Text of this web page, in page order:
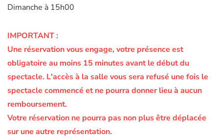
Dimanche à 15h00
IMPORTANT :
Une réservation vous engage, votre présence est
obligatoire au moins 15 minutes avant le début du
spectacle. L'accès à la salle vous sera refusé une fois le
spectacle commencé et ne pourra donner lieu à aucun
remboursement.
Votre réservation ne pourra pas non plus être déplacée
sur une autre représentation.